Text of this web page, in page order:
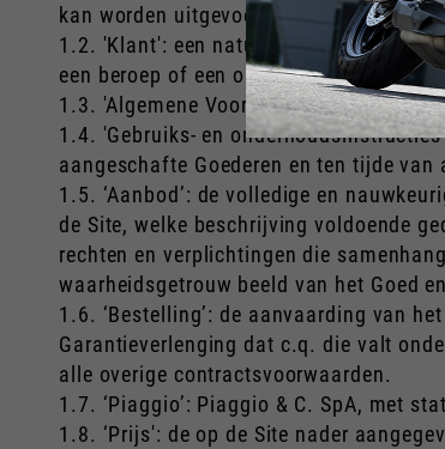
kan worden uitgevoerd.
1.2. 'Klant': een natuurlijke persoon
een beroep of een onderneming en die
1.3. 'Algemene Voorwaarden': deze
1.4. 'Gebruiks- en
aangeschafte Goederen en ten tijde
1.5. ‘Aanbod’: de volledige en
de Site, welke beschrijving voldoende
rechten en verplichtingen die
waarheidsgetrouw beeld van het Goed
1.6. ‘Bestelling’: de aanvaarding van
Garantieverlenging dat c.q. die valt
alle overige contractsvoorwaarden.
1.7. ‘Piaggio’: Piaggio & C. SpA, met
1.8. ‘Prijs': de op de Site nader